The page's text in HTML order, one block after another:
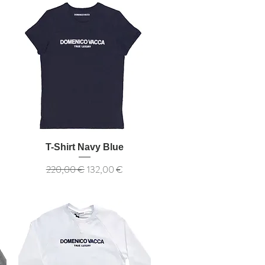
T-Shirt Navy Blue
Обычная цена
220,00 €Цена со скидкой
132,00 €